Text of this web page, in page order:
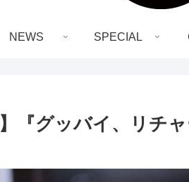
NEWS SPECIAL
】『グッバイ、リチ